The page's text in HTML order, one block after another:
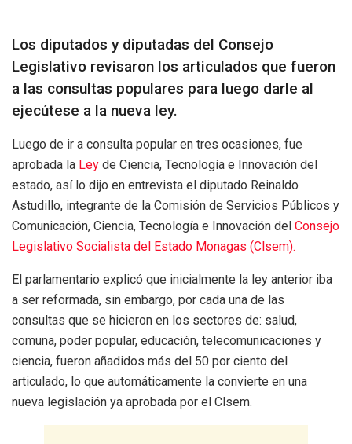
Los diputados y diputadas del Consejo
Legislativo revisaron los articulados que fueron
a las consultas populares para luego darle al
ejecútese a la nueva ley.
Luego de ir a consulta popular en tres ocasiones, fue
aprobada la Ley de Ciencia, Tecnología e Innovación del
estado, así lo dijo en entrevista el diputado Reinaldo
Astudillo, integrante de la Comisión de Servicios Públicos y
Comunicación, Ciencia, Tecnología e Innovación del Consejo
Legislativo Socialista del Estado Monagas (Clsem).
El parlamentario explicó que inicialmente la ley anterior iba
a ser reformada, sin embargo, por cada una de las
consultas que se hicieron en los sectores de: salud,
comuna, poder popular, educación, telecomunicaciones y
ciencia, fueron añadidos más del 50 por ciento del
articulado, lo que automáticamente la convierte en una
nueva legislación ya aprobada por el Clsem.